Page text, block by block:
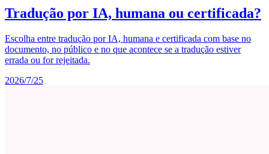
Tradução por IA, humana ou certificada?
Escolha entre tradução por IA, humana e certificada com base no
documento, no público e no que acontece se a tradução estiver
errada ou for rejeitada.
2026/7/25